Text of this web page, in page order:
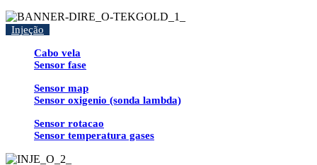
Injeção
Cabo vela
Sensor fase
Sensor map
Sensor oxigenio (sonda lambda)
Sensor rotacao
Sensor temperatura gases